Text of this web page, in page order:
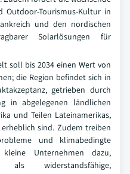
Outdoor-Tourismus-Kultur in
und den nordischen
Solarlösungen für
soll bis 2034 einen Wert von
die Region befindet sich in
getrieben durch
in abgelegenen ländlichen
und Teilen Lateinamerikas,
sind. Zudem treiben
und klimabedingte
Unternehmen dazu,
als widerstandsfähige,